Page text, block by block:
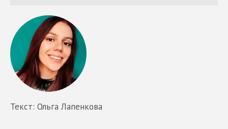
Текст: Ольга Лапенкова